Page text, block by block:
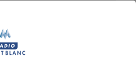
automobile